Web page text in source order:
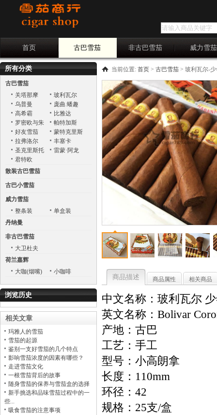
首页 古巴雪茄 非古巴雪茄 威力雪茄
所有分类
古巴雪茄
关塔那摩
玻利瓦尔
乌普曼
庞曲.蟠趣
Punch
高希霸
比雅达
罗密欧与朱
丽叶
帕特加斯
好友雪茄
蒙特克里斯
托
拉弗洛尔
丰塞卡
圣克里斯托
巴
雷蒙·阿龙
君特欧
散装古巴雪茄
古巴小雪茄
威力雪茄
整条装
单盒装
丹纳曼
非古巴雪茄
大卫杜夫
荷兰嘉辉
大咖(烟嘴)
小咖啡
浏览历史
相关文章
玛雅人的雪茄
雪茄的起源
鉴别一支好雪茄的几个特点
影响雪茄浓度的因素有哪些？
走进雪茄文化
一根雪茄背后的故事
随身雪茄的保养与雪茄盒的选择
新手挑选和品味雪茄过程中的一
些...
吸食雪茄的注意事项
当前位置: 首页 > 古巴雪茄 > 玻利瓦尔-少
商品描述 商品属性 相关商品
中文名称：玻利瓦尔
英文名称：Bolivar
产地：古巴
工艺：手工
型号：小高朗拿
长度：110mm
环径：42
规格：25支/盒